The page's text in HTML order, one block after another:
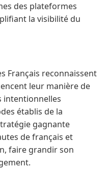
des plateformes
la visibilité du
Français reconnaissent
leur manière de
intentionnelles
établis de la
gagnante
de français et
faire grandir son